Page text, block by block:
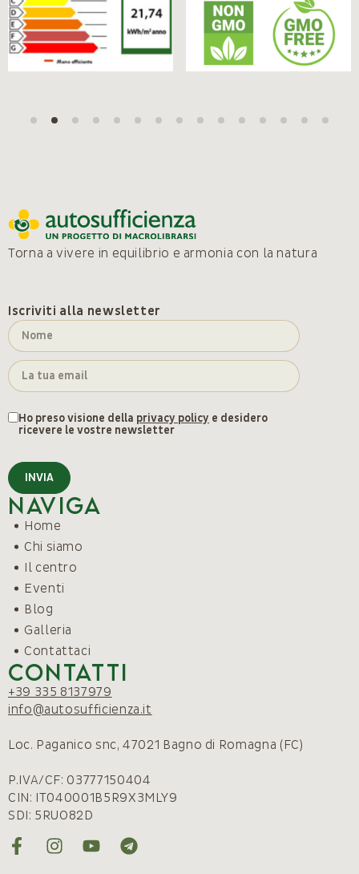
Torna a vivere in equilibrio e armonia con la natura
Iscriviti alla newsletter
Ho preso visione della privacy policy e desidero
ricevere le vostre newsletter
INVIA
Naviga
Home
Chi siamo
Il centro
Eventi
Blog
Galleria
Contattaci
Contatti
+39 335 8137979
info@autosufficienza.it
Loc. Paganico snc, 47021 Bagno di Romagna (FC)
P.IVA/CF: 03777150404
CIN: IT040001B5R9X3MLY9
SDI: 5RUO82D